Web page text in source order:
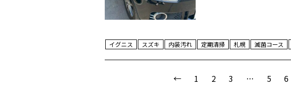
イグニス スズキ 内装汚れ 定期清掃 札幌 滅菌コース
← 1 2 3 … 5 6